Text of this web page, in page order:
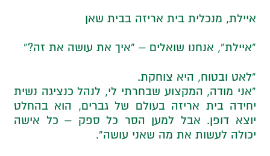
איילת, מנכלית בית אריזה בבית שאן
“איילת”, אנחנו שואלים – “איך את עושה את זה?”
“לאט ובטוח, היא צוחקת.
“אני מודה, המקצוע שבחרתי לי, לנהל כנציגה נשית
יחידה בית אריזה בעולם של גברים, הוא בהחלט
יוצא דופן. אבל למען הסר כל ספק – כל אישה
יכולה לעשות את מה שאני עושה”.